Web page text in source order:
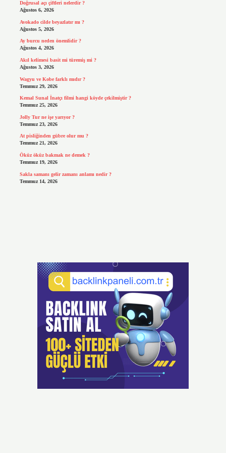
Doğrusal açı çiftleri nelerdir ?
Ağustos 6, 2026
Avokado cilde beyazlatır mı ?
Ağustos 5, 2026
Ay burcu neden önemlidir ?
Ağustos 4, 2026
Akıl kelimesi basit mi türemiş mi ?
Ağustos 3, 2026
Wagyu ve Kobe farklı mıdır ?
Temmuz 29, 2026
Kemal Sunal İnatçı filmi hangi köyde çekilmiştir ?
Temmuz 25, 2026
Jolly Tur ne işe yarıyor ?
Temmuz 23, 2026
At pisliğinden gübre olur mu ?
Temmuz 21, 2026
Öküz öküz bakmak ne demek ?
Temmuz 19, 2026
Sakla samanı gelir zamanı anlamı nedir ?
Temmuz 14, 2026